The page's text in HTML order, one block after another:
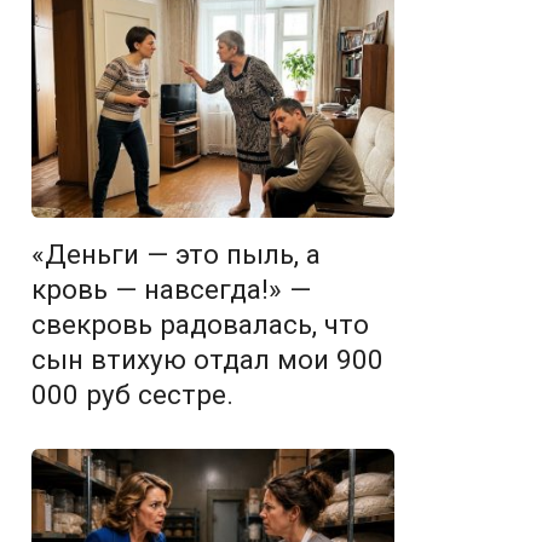
«Деньги — это пыль, а
кровь — навсегда!» —
свекровь радовалась, что
сын втихую отдал мои 900
000 руб сестре.